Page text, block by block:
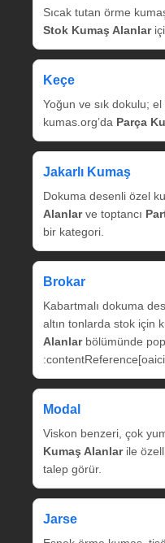
Sıcak tutan örme
Stok Kumaş Alanlar
Keçe
Yoğun ve sık dokulu;
kumas.org’da Parça
Jakarlı Kumaş
Dokuma desenli özel
Alanlarve toptancı
bir kategori.
Brokar
Kabartmalı dokuma
altın tonlarda stok için
Alanlarbölümünde
Modal
Viskon benzeri, çok
Kumaş Alanlarile
talep görür.
Jarse